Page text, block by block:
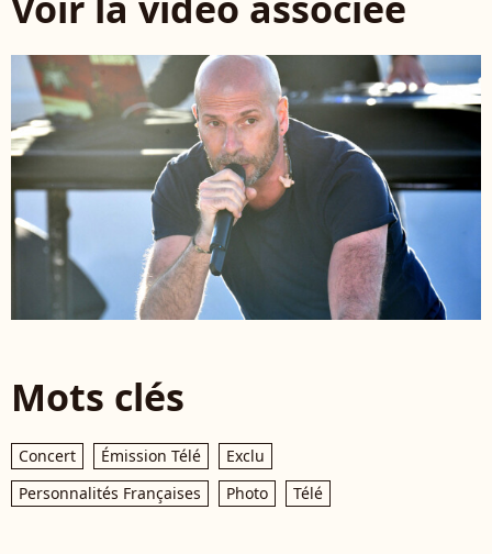
Mots clés
Concert Émission Télé
Exclu
Personnalités Françaises
Photo Télé